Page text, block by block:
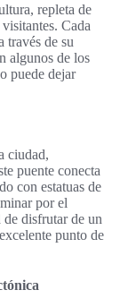
repleta de
Cada
través de su
algunos de los
puede dejar
ciudad,
puente conecta
con estatuas de
por el
disfrutar de un
punto de